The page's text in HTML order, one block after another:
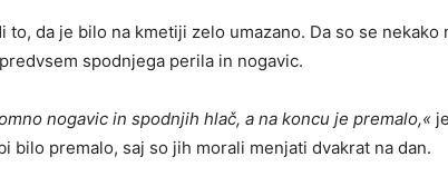
to, da je bilo na kmetiji zelo umazano. Da so se
spodnjega perila in nogavic.
nogavic in spodnjih hlač, a na koncu je premalo,«
bilo premalo, saj so jih morali menjati dvakrat na dan.